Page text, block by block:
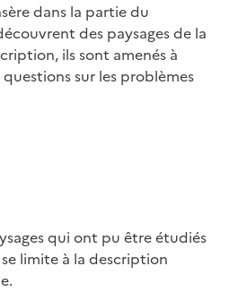
dans la partie du
des paysages de la
ils sont amenés à
sur les problèmes
qui ont pu être étudiés
limite à la description